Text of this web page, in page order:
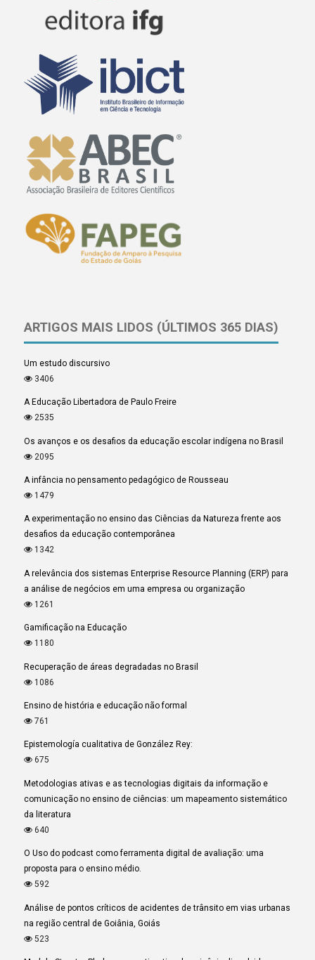
ARTIGOS MAIS LIDOS (ÚLTIMOS 365 DIAS)
Um estudo discursivo
3406
A Educação Libertadora de Paulo Freire
2535
Os avanços e os desafios da educação escolar indígena no Brasil
2095
A infância no pensamento pedagógico de Rousseau
1479
A experimentação no ensino das Ciências da Natureza frente aos
desafios da educação contemporânea
1342
A relevância dos sistemas Enterprise Resource Planning (ERP) para
a análise de negócios em uma empresa ou organização
1261
Gamificação na Educação
1180
Recuperação de áreas degradadas no Brasil
1086
Ensino de história e educação não formal
761
Epistemología cualitativa de González Rey:
675
Metodologias ativas e as tecnologias digitais da informação e
comunicação no ensino de ciências: um mapeamento sistemático
da literatura
640
O Uso do podcast como ferramenta digital de avaliação: uma
proposta para o ensino médio.
592
Análise de pontos críticos de acidentes de trânsito em vias urbanas
na região central de Goiânia, Goiás
523